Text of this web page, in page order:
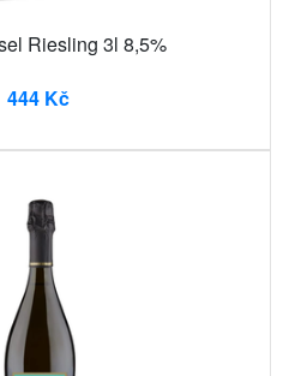
Riesling 3l 8,5%
444 Kč